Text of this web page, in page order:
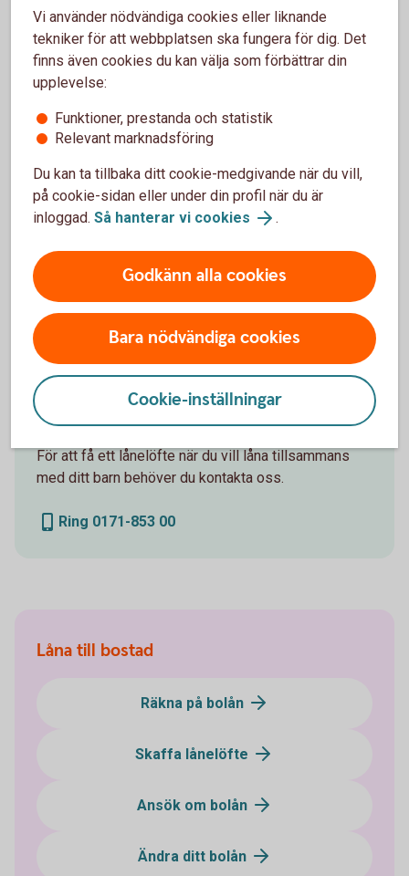
Juridisk hjälp
Fler sätt att hjälpa ditt barn
Det finns flera sätt att hjälpa ditt barn köpa bostad,
till exempel att bidra till kontantinsatsen eller äga
lägenheten tillsammans.
Så hjälper du ditt barn köpa bostad
Bli medlåntagare och låna
tillsammans med ditt barn
För att få ett lånelöfte när du vill låna tillsammans
med ditt barn behöver du kontakta oss.
Ring 0171-853 00
Låna till bostad
Räkna på bolån
Skaffa lånelöfte
Ansök om bolån
Ändra ditt bolån
Vi använder nödvändiga cookies eller liknande
tekniker för att webbplatsen ska fungera för dig. Det
finns även cookies du kan välja som förbättrar din
upplevelse:
Funktioner, prestanda och statistik
Relevant marknadsföring
Du kan ta tillbaka ditt cookie-medgivande när du vill,
på cookie-sidan eller under din profil när du är
inloggad. Så hanterar vi cookies .
Godkänn alla cookies
Bara nödvändiga cookies
Cookie-inställningar